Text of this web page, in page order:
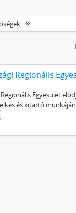
Regionális
Egyesület
és kitartó